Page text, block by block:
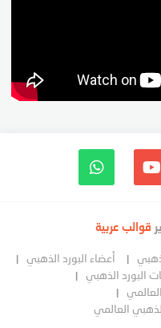
قوالب عربية
أعضاء البورد الذهبي
البورد الذهبي
العالمي